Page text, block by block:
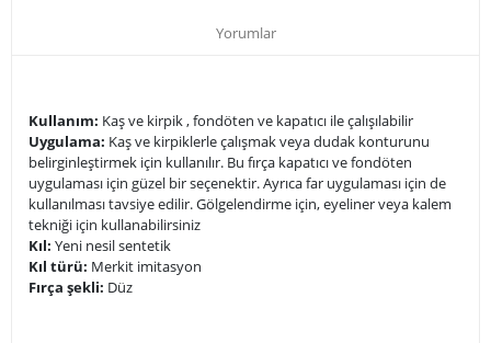
Yorumlar
Kullanım: Kaş ve kirpik , fondöten ve kapatıcı ile çalışılabilir
Uygulama: Kaş ve kirpiklerle çalışmak veya dudak konturunu
belirginleştirmek için kullanılır. Bu fırça kapatıcı ve fondöten
uygulaması için güzel bir seçenektir. Ayrıca far uygulaması için de
kullanılması tavsiye edilir. Gölgelendirme için, eyeliner veya kalem
tekniği için kullanabilirsiniz
Kıl: Yeni nesil sentetik
Kıl türü: Merkit imitasyon
Fırça şekli: Düz